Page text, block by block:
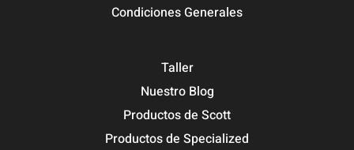
Condiciones Generales
Taller
Nuestro Blog
Productos de Scott
Productos de Specialized